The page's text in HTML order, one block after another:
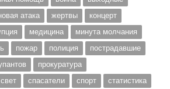
атака жертвы
концерт
медицина
минута молчания
пожар полиция
пострадавшие
прокуратура
свет спасатели спорт
статистика